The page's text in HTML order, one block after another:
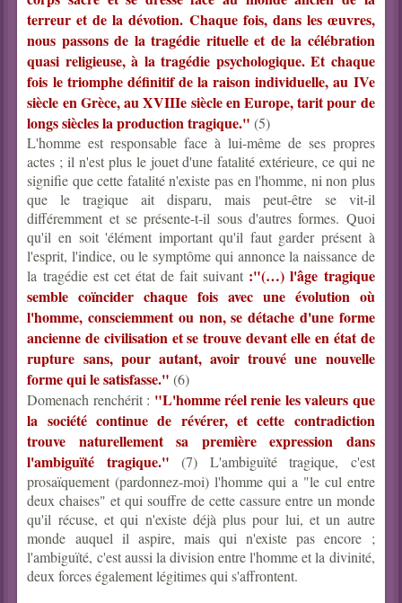
terreur et de la dévotion. Chaque fois, dans les œuvres,
nous passons de la tragédie rituelle et de la célébration
quasi religieuse, à la tragédie psychologique. Et chaque
fois le triomphe définitif de la raison individuelle, au IVe
siècle en Grèce, au XVIIIe siècle en Europe, tarit pour de
longs siècles la production tragique." (5)
L'homme est responsable face à lui-même de ses propres
actes ; il n'est plus le jouet d'une fatalité extérieure, ce qui ne
signifie que cette fatalité n'existe pas en l'homme, ni non plus
que le tragique ait disparu, mais peut-être se vit-il
différemment et se présente-t-il sous d'autres formes. Quoi
qu'il en soit 'élément important qu'il faut garder présent à
l'esprit, l'indice, ou le symptôme qui annonce la naissance de
la tragédie est cet état de fait suivant :"(…) l'âge tragique
semble coïncider chaque fois avec une évolution où
l'homme, consciemment ou non, se détache d'une forme
ancienne de civilisation et se trouve devant elle en état de
rupture sans, pour autant, avoir trouvé une nouvelle
forme qui le satisfasse." (6)
Domenach renchérit : "L'homme réel renie les valeurs que
la société continue de révérer, et cette contradiction
trouve naturellement sa première expression dans
l'ambiguïté tragique." (7) L'ambiguïté tragique, c'est
prosaïquement (pardonnez-moi) l'homme qui a "le cul entre
deux chaises" et qui souffre de cette cassure entre un monde
qu'il récuse, et qui n'existe déjà plus pour lui, et un autre
monde auquel il aspire, mais qui n'existe pas encore ;
l'ambiguïté, c'est aussi la division entre l'homme et la divinité,
deux forces également légitimes qui s'affrontent.